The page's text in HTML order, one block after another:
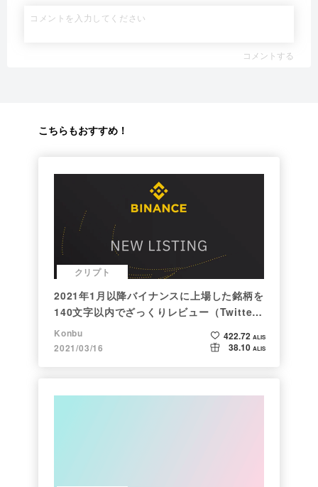
コメントする
こちらもおすすめ！
クリプト
2021年1月以降バイナンスに上場した銘柄を
140文字以内でざっくりレビュー（Twitter
向け情報まとめ）
Konbu
2021/03/16
422.72 ALIS
38.10 ALIS